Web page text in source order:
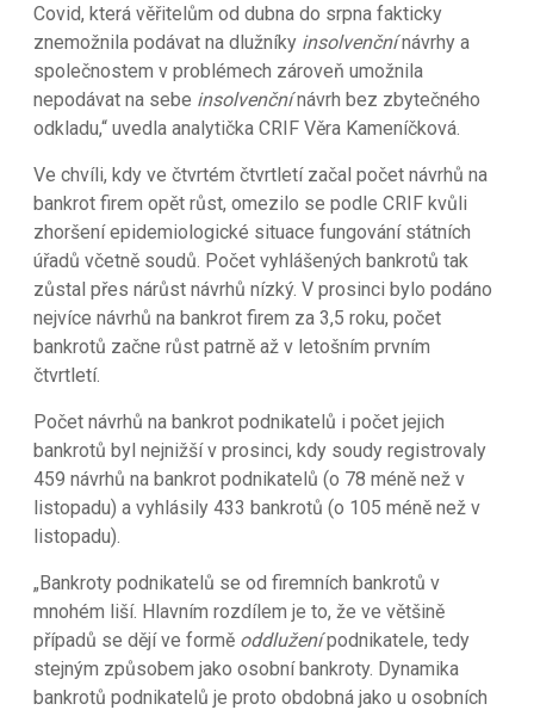
Covid, která věřitelům od dubna do srpna fakticky
znemožnila podávat na dlužníky insolvenčnínávrhy a
společnostem v problémech zároveň umožnila
nepodávat na sebe insolvenčnínávrh bez zbytečného
odkladu,“ uvedla analytička CRIF Věra Kameníčková.
Ve chvíli, kdy ve čtvrtém čtvrtletí začal počet návrhů na
bankrot firem opět růst, omezilo se podle CRIF kvůli
zhoršení epidemiologické situace fungování státních
úřadů včetně soudů. Počet vyhlášených bankrotů tak
zůstal přes nárůst návrhů nízký. V prosinci bylo podáno
nejvíce návrhů na bankrot firem za 3,5 roku, počet
bankrotů začne růst patrně až v letošním prvním
čtvrtletí.
Počet návrhů na bankrot podnikatelů i počet jejich
bankrotů byl nejnižší v prosinci, kdy soudy registrovaly
459 návrhů na bankrot podnikatelů (o 78 méně než v
listopadu) a vyhlásily 433 bankrotů (o 105 méně než v
listopadu).
„Bankroty podnikatelů se od firemních bankrotů v
mnohém liší. Hlavním rozdílem je to, že ve většině
případů se dějí ve formě oddluženípodnikatele, tedy
stejným způsobem jako osobní bankroty. Dynamika
bankrotů podnikatelů je proto obdobná jako u osobních